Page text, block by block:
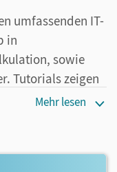
umfassenden IT-
in
sowie
Tutorials zeigen
Office-Mehr lesen